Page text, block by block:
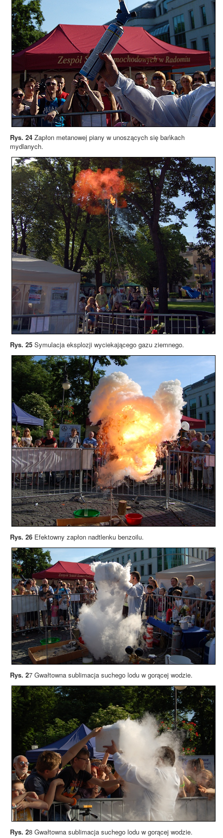
Rys. 24 Zapłon metanowej piany w unoszących się bańkach
mydlanych.
Rys. 25 Symulacja eksplozji wyciekającego gazu ziemnego.
Rys. 26 Efektowny zapłon nadtlenku benzoilu.
Rys. 27 Gwałtowna sublimacja suchego lodu w gorącej wodzie.
Rys. 28 Gwałtowna sublimacja suchego lodu w gorącej wodzie.